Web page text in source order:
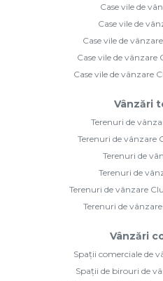
Case vile de
Case vile de
Case vile de
Case vile de vânzare
Case vile de vânzare
Vânzări
Terenuri de
Terenuri de vânzare
Terenuri de
Terenuri de
Terenuri de vânzare
Terenuri de
Vânzări
Spații comerciale de
Spații de birouri de